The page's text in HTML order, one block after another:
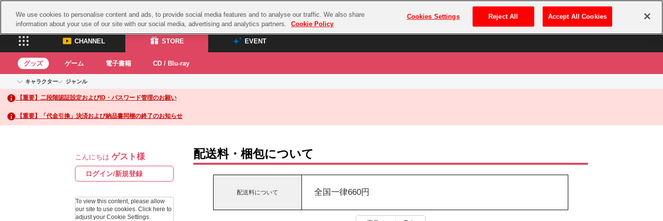
プレミアム会員とは ログイン・新規登録
CHANNEL STORE EVENT
CHANNEL
ASOBI CHANNEL TOP
STORE
ASOBI STORE TOP
グッズ
EVENT
ASOBI STAGE
グッズ ゲーム 電子書籍 CD / Blu-ray
キャラクター
アイドルマスターシリーズ
アイドルマスター
アイドルマスター シンデレラガールズ
アイドルマスター シャイニーカラーズ
学園アイドルマスター
プロジェクトアイマス ヴイアライヴ
テイルズ オブ シリーズ
ナムコクラシック
スサノオマジック
ガンダムシリーズ
ラブライブ！サンシャイン‼
アイドリッシュセブン
ジャンル
イベントグッズ
トイ・ホビー
【重要】二段階認証設定およびID・パスワード管理のお願い
【重要】「代金引換」決済および納品書同梱の終了のお知らせ
こんにちは ゲスト様
ログイン/新規登録
To view this content, please allow
our site to use cookies. Click here to
adjust your Cookie Settings.
配送料・梱包について
配送料について 全国一律660円
We use cookies to personalise content and ads, to provide social media features and to analyse our traffic. We also share
information about your use of our site with our social media, advertising and analytics partners.
Cookie Policy
Cookies Settings Reject All Accept All Cookies